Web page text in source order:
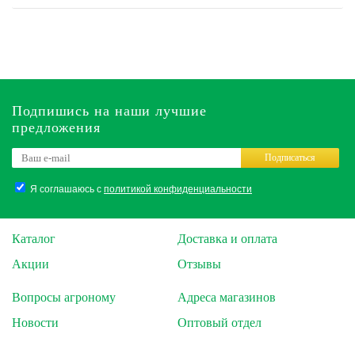
Подпишись на наши лучшие
предложения
Я соглашаюсь сполитикой конфиденциальности
Подписаться
Каталог
Акции
Доставка и оплата
Отзывы
Вопросы агроному
Новости
Адреса магазинов
Оптовый отдел